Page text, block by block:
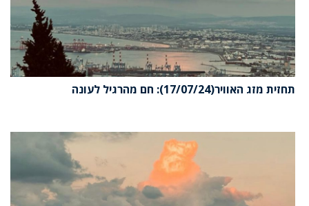
תחזית מזג האוויר(17/07/24): חם מהרגיל לעונה